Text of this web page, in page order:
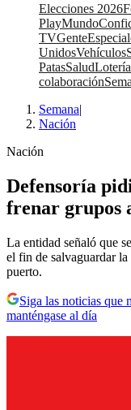
Elecciones 2026
PlayMundo
TVGente
UnidosVehículos
PatasSalud
colaboración
Semana|
Nación
Nación
Defensoría
frenar grupos
La entidad señaló que
el fin de salvaguardar
puerto.
Siga las noticias que
manténgase al día